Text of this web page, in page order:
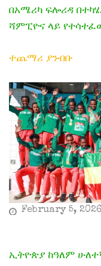
በአሜሪካ ፍሎሪዳ
ሻምፒዮና ላይ
ተጨማሪ ያንብቡ
February 5, 2026
ኢትዮጵያ ከዓለም